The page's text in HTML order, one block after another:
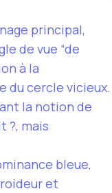
principal,
de vue “de
à la
du cercle vicieux.
la notion de
?, mais
bleue,
et